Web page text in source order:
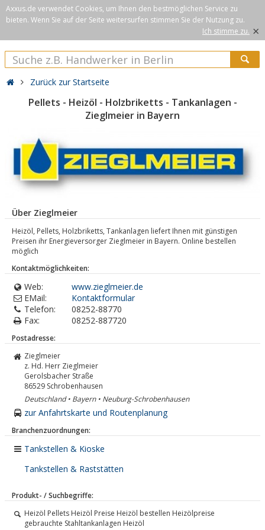
Axxus.de verwendet Cookies, um Ihnen den bestmöglichen Service zu
bieten. Wenn Sie auf der Seite weitersurfen stimmen Sie der Nutzung zu.
Ich stimme zu. ×
Zurück zur Startseite
Pellets - Heizöl - Holzbriketts - Tankanlagen -
Zieglmeier in Bayern
Über Zieglmeier
Heizöl, Pellets, Holzbriketts, Tankanlagen liefert Ihnen mit günstigen
Preisen ihr Energieversorger Zieglmeier in Bayern. Online bestellen
möglich
Kontaktmöglichkeiten:
Web:
www.zieglmeier.de
EMail:
Kontaktformular
Telefon:
08252-88770
Fax:
08252-887720
Postadresse:
Zieglmeier
z. Hd. Herr Zieglmeier
Gerolsbacher Straße
86529 Schrobenhausen
Deutschland • Bayern • Neuburg-Schrobenhausen
zur Anfahrtskarte und Routenplanung
Branchenzuordnungen:
Tankstellen & Kioske
Tankstellen & Raststätten
Produkt- / Suchbegriffe:
Heizöl Pellets Heizöl Preise Heizöl bestellen Heizölpreise
gebrauchte Stahltankanlagen Heizöl